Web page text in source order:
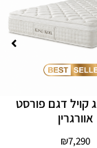
קויל דגם פורסט
אוורגרין
₪7,290